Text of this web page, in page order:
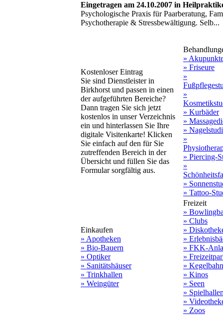
Eingetragen am 24.10.2007 in
Psychologische Praxis für Paarberatung,
Psychotherapie & Stressbewältigung. Selb...
Kostenloser Eintrag
Sie sind Dienstleister in
Birkhorst und passen in einen
der aufgeführten Bereiche?
Dann tragen Sie sich jetzt
kostenlos in unser Verzeichnis
ein und hinterlassen Sie Ihre
digitale Visitenkarte! Klicken
Sie einfach auf den für Sie
zutreffenden Bereich in der
Übersicht und füllen Sie das
Formular sorgfältig aus.
»
» Friseure
»
»
» Kurbäder
»
»
»
» Piercing-
»
»
» Tattoo-
Einkaufen
» Apotheken
» Bio-Bauern
» Optiker
» Sanitätshäuser
» Trinkhallen
» Weingüter
Freizeit
»
» Clubs
»
»
» FKK-
»
»
» Kinos
» Seen
»
»
» Zoos